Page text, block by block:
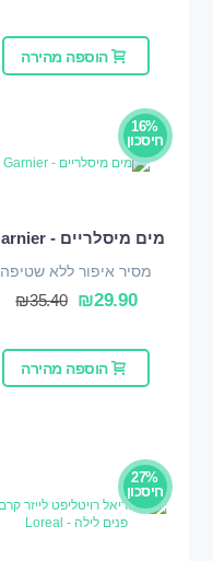
הוספה מהירה
16%
חיסכון
מים מיסלריים - Garnier
מסיר איפור ללא שטיפה
₪29.90
₪35.40
הוספה מהירה
27%
חיסכון